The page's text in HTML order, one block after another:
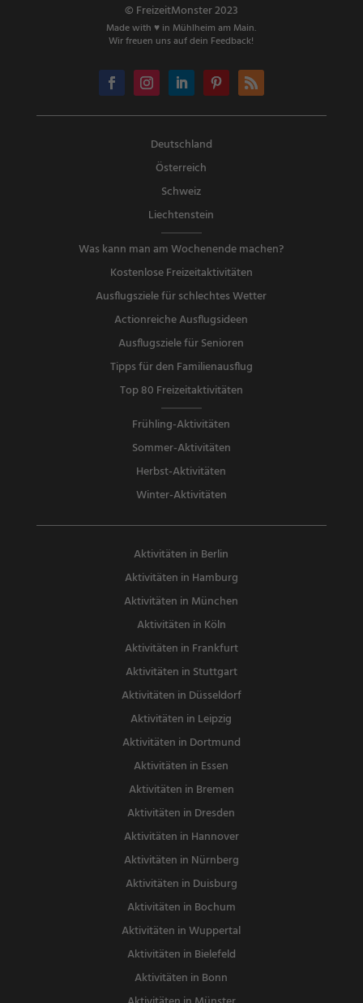
© FreizeitMonster 2023
Made with ♥ in Mühlheim am Main.
Wir freuen uns auf dein Feedback!
Deutschland
Österreich
Schweiz
Liechtenstein
Was kann man am Wochenende machen?
Kostenlose Freizeitaktivitäten
Ausflugsziele für schlechtes Wetter
Actionreiche Ausflugsideen
Ausflugsziele für Senioren
Tipps für den Familienausflug
Top 80 Freizeitaktivitäten
Frühling-Aktivitäten
Sommer-Aktivitäten
Herbst-Aktivitäten
Winter-Aktivitäten
Aktivitäten in Berlin
Aktivitäten in Hamburg
Aktivitäten in München
Aktivitäten in Köln
Aktivitäten in Frankfurt
Aktivitäten in Stuttgart
Aktivitäten in Düsseldorf
Aktivitäten in Leipzig
Aktivitäten in Dortmund
Aktivitäten in Essen
Aktivitäten in Bremen
Aktivitäten in Dresden
Aktivitäten in Hannover
Aktivitäten in Nürnberg
Aktivitäten in Duisburg
Aktivitäten in Bochum
Aktivitäten in Wuppertal
Aktivitäten in Bielefeld
Aktivitäten in Bonn